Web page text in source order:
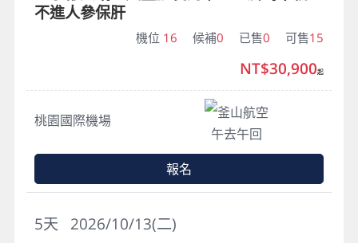
不進人參保肝
機位 16 候補0 已售0 可售15
桃園國際機場
釜山航空
午去午回
NT$30,900起
報名
2026/10/13(二)
5天